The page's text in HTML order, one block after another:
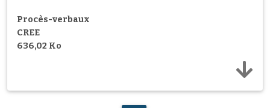
Procès-verbaux
CREE
636,02 Ko